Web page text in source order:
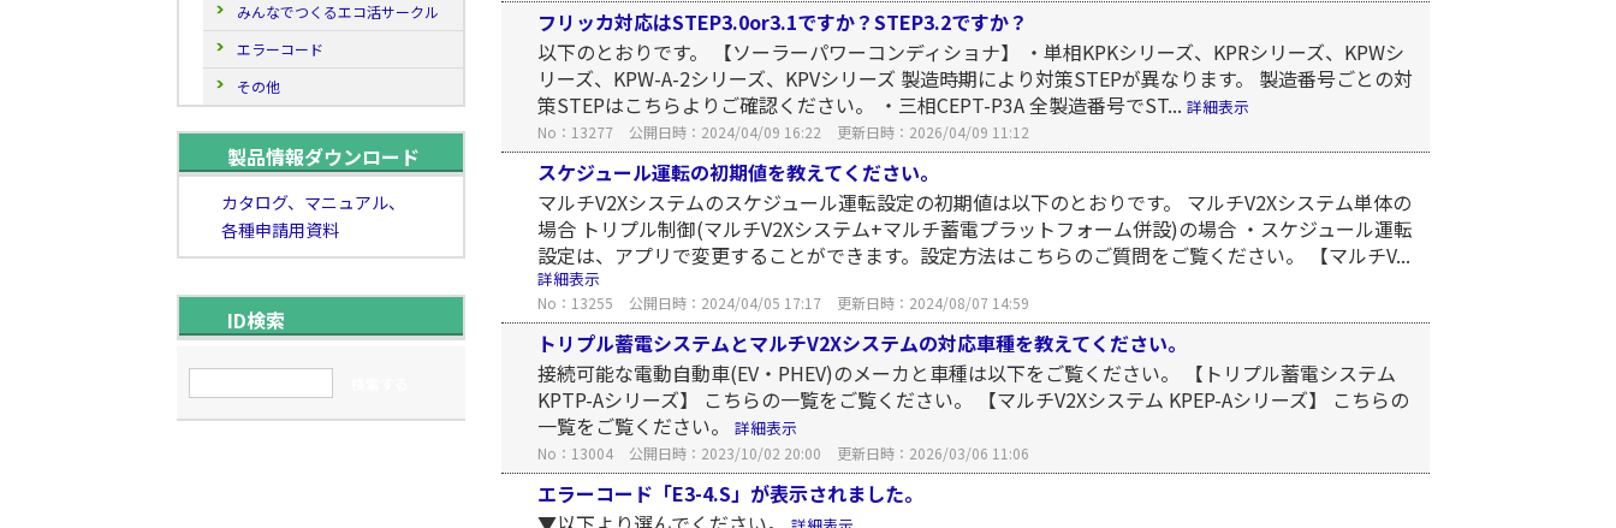
みんなでつくるエコ活サークル
エラーコード
その他
製品情報ダウンロード
カタログ、マニュアル、
各種申請用資料
ID検索
フリッカ対応はSTEP3.0or3.1ですか？STEP3.2ですか？
以下のとおりです。 【ソーラーパワーコンディショナ】 ・単相KPKシリーズ、KPRシリーズ、KPWシ
リーズ、KPW-A-2シリーズ、KPVシリーズ 製造時期により対策STEPが異なります。 製造番号ごとの対
策STEPはこちらよりご確認ください。 ・三相CEPT-P3A 全製造番号でST... 詳細表示
No：13277 公開日時：2024/04/09 16:22 更新日時：2026/04/09 11:12
スケジュール運転の初期値を教えてください。
マルチV2Xシステムのスケジュール運転設定の初期値は以下のとおりです。 マルチV2Xシステム単体の
場合 トリプル制御(マルチV2Xシステム+マルチ蓄電プラットフォーム併設)の場合 ・スケジュール運転
設定は、アプリで変更することができます。設定方法はこちらのご質問をご覧ください。 【マルチV...
詳細表示
No：13255 公開日時：2024/04/05 17:17 更新日時：2024/08/07 14:59
トリプル蓄電システムとマルチV2Xシステムの対応車種を教えてください。
接続可能な電動自動車(EV・PHEV)のメーカと車種は以下をご覧ください。 【トリプル蓄電システム
KPTP-Aシリーズ】 こちらの一覧をご覧ください。 【マルチV2Xシステム KPEP-Aシリーズ】 こちらの
一覧をご覧ください。
詳細表示
No：13004 公開日時：2023/10/02 20:00 更新日時：2026/03/06 11:06
エラーコード「E3-4.S」が表示されました。